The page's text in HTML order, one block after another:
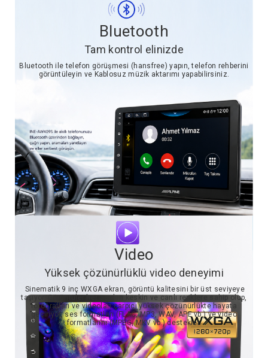
Bluetooth
Tam kontrol elinizde
Bluetooth ile telefon görüşmesi (hansfree) yapın, telefon rehberini
görüntüleyin ve Kablosuz müzik aktarımı yapabilirsiniz.
Video
Yüksek çözünürlüklü video deneyimi
Sinematik 9 inç WXGA ekran, görüntü kalitesini bir üst seviyeye
taşıyor. Görüntüler her açıdan keskin ve canlı renklere sahip olup,
fotoğrafları ve videoları çarpıcı yüksek çözünürlükte hayata
geçiriyor, ses formatları (FLAC, MP3, WAV, APE vb.) ve video
formatlarını (MPEG, MKV vb.) destekler.